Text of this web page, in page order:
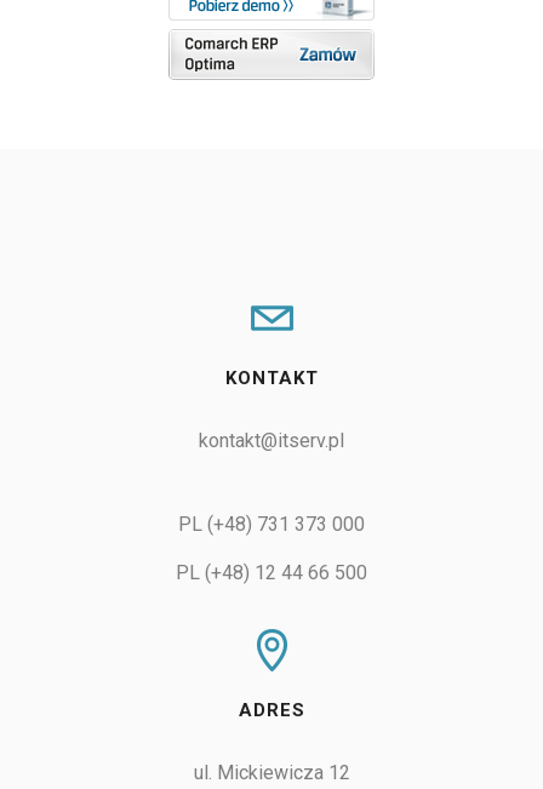
KONTAKT
kontakt@itserv.pl
PL (+48) 731 373 000
PL (+48) 12 44 66 500
ADRES
ul. Mickiewicza 12